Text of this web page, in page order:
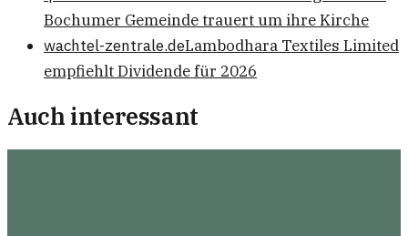
Bochumer Gemeinde trauert um ihre Kirche
wachtel-zentrale.deLambodhara Textiles Limited
empfiehlt Dividende für 2026
Auch interessant